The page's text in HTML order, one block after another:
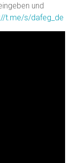
und
t.me/s/dafeg_de